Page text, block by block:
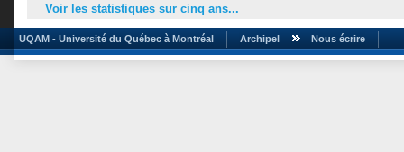
Voir les statistiques sur cinq ans...
UQAM - Université du Québec à Montréal Archipel Nous écrire